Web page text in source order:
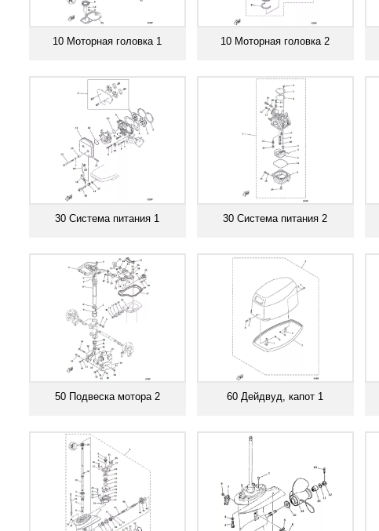
10 Моторная головка 1 10 Моторная головка 2
30 Система питания 1 30 Система питания 2
50 Подвеска мотора 2 60 Дейдвуд, капот 1